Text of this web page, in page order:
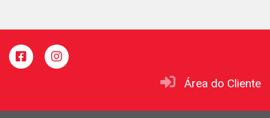
Área do Cliente